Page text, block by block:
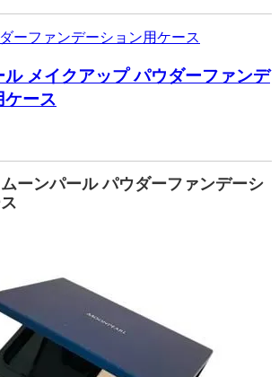
ル メイクアップ パウダーファンデ
ケース
ーンパール パウダーファンデーシ